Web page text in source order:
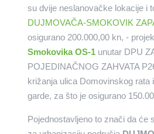
su dvije neslanovačke lokacije i
DUJMOVAČA-SMOKOVIK
osigurano 200.000,00 kn, -
Smokovika OS-1unutar DPU
POJEDINAČNOG ZAHVATA
križanja ulica Domovinskog rata
garde, za što je osigurano
Pojednostavljeno to znači da će